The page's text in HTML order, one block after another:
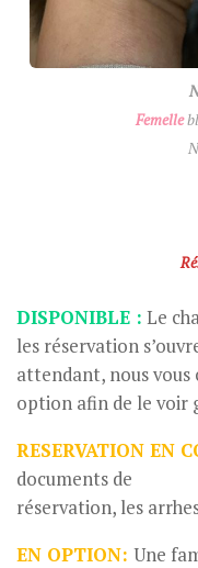
Femelle
DISPONIBLE : Le
les réservation
attendant, nous
option afin de le voir
RESERVATION EN
documents de
réservation, les
EN OPTION: Une